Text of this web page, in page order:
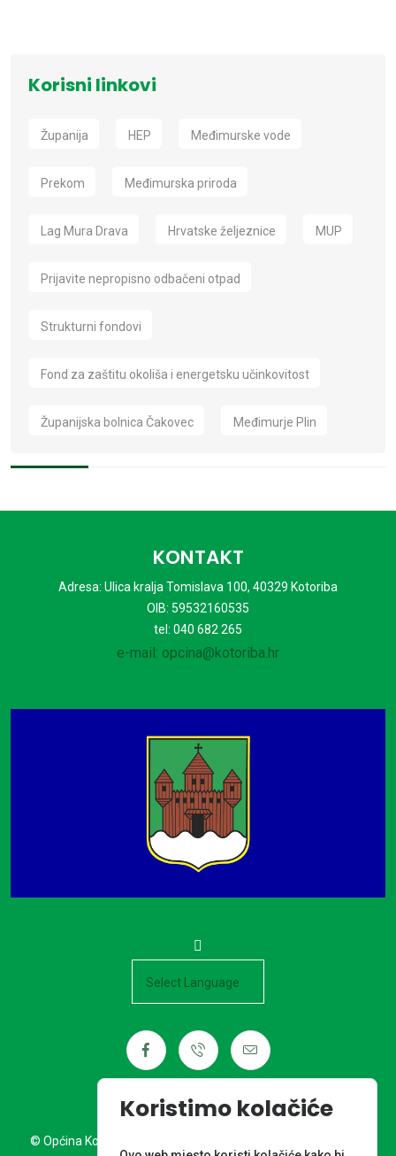
Korisni linkovi
Županija HEP Međimurske vode
Prekom Međimurska priroda
Lag Mura Drava Hrvatske željeznice MUP
Prijavite nepropisno odbačeni otpad
Strukturni fondovi
Fond za zaštitu okoliša i energetsku učinkovitost
Županijska bolnica Čakovec Međimurje Plin
KONTAKT
Adresa: Ulica kralja Tomislava 100, 40329 Kotoriba
OIB: 59532160535
tel: 040 682 265
e-mail: opcina@kotoriba.hr
© Općina Kotoriba. Sva prava pridržana. Izrada web stranice:
Koristimo kolačiće